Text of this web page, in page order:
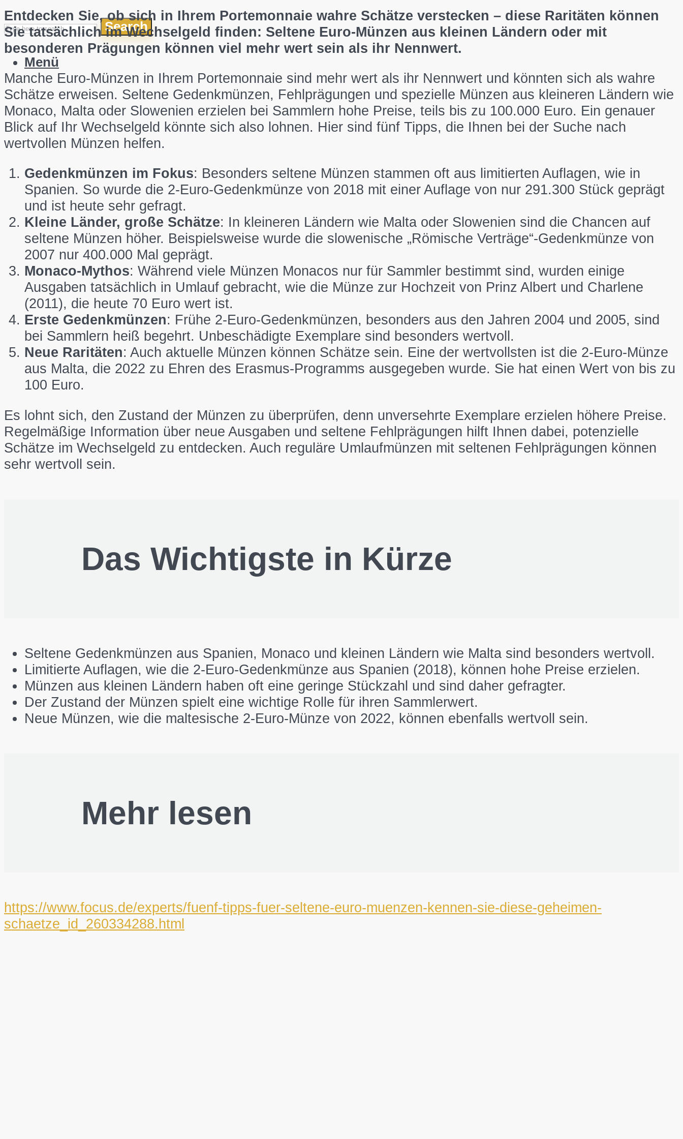
Search
Menü
Entdecken Sie, ob sich in Ihrem Portemonnaie wahre Schätze verstecken – diese Raritäten können
Sie tatsächlich im Wechselgeld finden: Seltene Euro-Münzen aus kleinen Ländern oder mit
besonderen Prägungen können viel mehr wert sein als ihr Nennwert.
Manche Euro-Münzen in Ihrem Portemonnaie sind mehr wert als ihr Nennwert und könnten sich als wahre
Schätze erweisen. Seltene Gedenkmünzen, Fehlprägungen und spezielle Münzen aus kleineren Ländern wie
Monaco, Malta oder Slowenien erzielen bei Sammlern hohe Preise, teils bis zu 100.000 Euro. Ein genauer
Blick auf Ihr Wechselgeld könnte sich also lohnen. Hier sind fünf Tipps, die Ihnen bei der Suche nach
wertvollen Münzen helfen.
Gedenkmünzen im Fokus: Besonders seltene Münzen stammen oft aus limitierten Auflagen, wie in
Spanien. So wurde die 2-Euro-Gedenkmünze von 2018 mit einer Auflage von nur 291.300 Stück geprägt
und ist heute sehr gefragt.
Kleine Länder, große Schätze: In kleineren Ländern wie Malta oder Slowenien sind die Chancen auf
seltene Münzen höher. Beispielsweise wurde die slowenische „Römische Verträge“-Gedenkmünze von
2007 nur 400.000 Mal geprägt.
Monaco-Mythos: Während viele Münzen Monacos nur für Sammler bestimmt sind, wurden einige
Ausgaben tatsächlich in Umlauf gebracht, wie die Münze zur Hochzeit von Prinz Albert und Charlene
(2011), die heute 70 Euro wert ist.
Erste Gedenkmünzen: Frühe 2-Euro-Gedenkmünzen, besonders aus den Jahren 2004 und 2005, sind
bei Sammlern heiß begehrt. Unbeschädigte Exemplare sind besonders wertvoll.
Neue Raritäten: Auch aktuelle Münzen können Schätze sein. Eine der wertvollsten ist die 2-Euro-Münze
aus Malta, die 2022 zu Ehren des Erasmus-Programms ausgegeben wurde. Sie hat einen Wert von bis zu
100 Euro.
Es lohnt sich, den Zustand der Münzen zu überprüfen, denn unversehrte Exemplare erzielen höhere Preise.
Regelmäßige Information über neue Ausgaben und seltene Fehlprägungen hilft Ihnen dabei, potenzielle
Schätze im Wechselgeld zu entdecken. Auch reguläre Umlaufmünzen mit seltenen Fehlprägungen können
sehr wertvoll sein.
Das Wichtigste in Kürze
Seltene Gedenkmünzen aus Spanien, Monaco und kleinen Ländern wie Malta sind besonders wertvoll.
Limitierte Auflagen, wie die 2-Euro-Gedenkmünze aus Spanien (2018), können hohe Preise erzielen.
Münzen aus kleinen Ländern haben oft eine geringe Stückzahl und sind daher gefragter.
Der Zustand der Münzen spielt eine wichtige Rolle für ihren Sammlerwert.
Neue Münzen, wie die maltesische 2-Euro-Münze von 2022, können ebenfalls wertvoll sein.
Mehr lesen
https://www.focus.de/experts/fuenf-tipps-fuer-seltene-euro-muenzen-kennen-sie-diese-geheimen-
schaetze_id_260334288.html